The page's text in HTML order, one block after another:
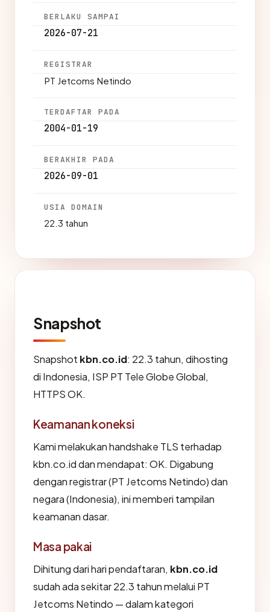
BERLAKU SAMPAI
2026-07-21
REGISTRAR
PT Jetcoms Netindo
TERDAFTAR PADA
2004-01-19
BERAKHIR PADA
2026-09-01
USIA DOMAIN
22.3 tahun
Snapshot
Snapshot kbn.co.id: 22.3 tahun, dihosting
di Indonesia, ISP PT Tele Globe Global,
HTTPS OK.
Keamanan koneksi
Kami melakukan handshake TLS terhadap
kbn.co.id dan mendapat: OK. Digabung
dengan registrar (PT Jetcoms Netindo) dan
negara (Indonesia), ini memberi tampilan
keamanan dasar.
Masa pakai
Dihitung dari hari pendaftaran, kbn.co.id
sudah ada sekitar 22.3 tahun melalui PT
Jetcoms Netindo — dalam kategori